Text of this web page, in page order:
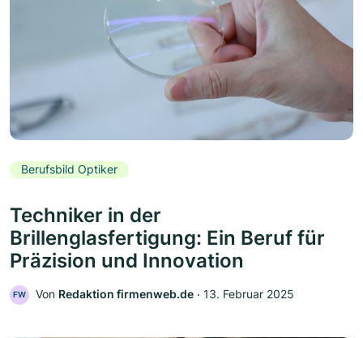
Berufsbild Optiker
Techniker in der
Brillenglasfertigung: Ein Beruf für
Präzision und Innovation
FW Von Redaktion firmenweb.de ‧ 13. Februar 2025